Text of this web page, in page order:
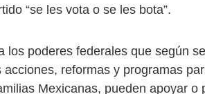
“se les vota o se les bota”.
los poderes federales que según
reformas y programas
Mexicanas, pueden apoyar o